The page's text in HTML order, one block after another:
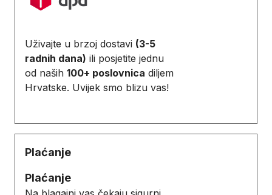
Uživajte u brzoj dostavi (3-5
radnih dana) ili posjetite jednu
od naših 100+ poslovnica diljem
Hrvatske. Uvijek smo blizu vas!
Plaćanje
Plaćanje